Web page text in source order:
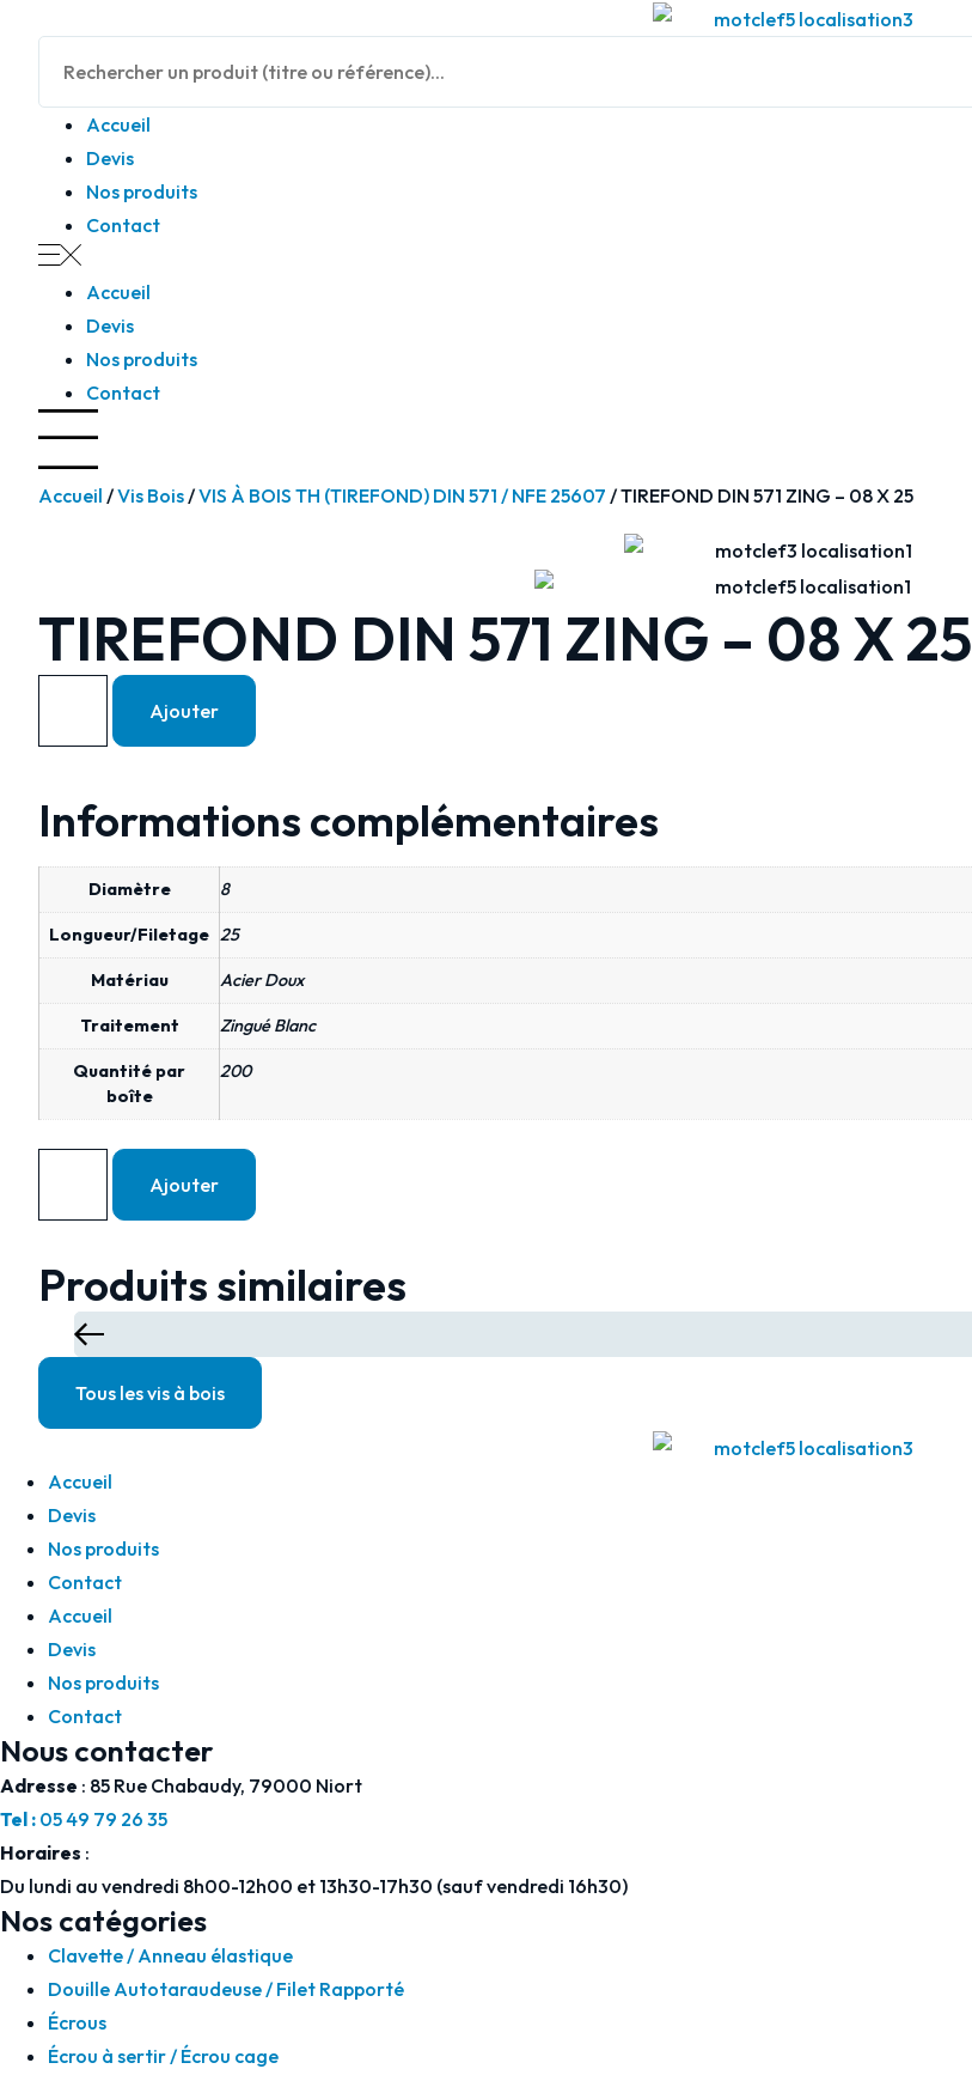
Accueil
Devis
Nos produits
Contact
Accueil
Devis
Nos produits
Contact
Accueil /Vis Bois/VIS À BOIS TH (TIREFOND) DIN 571 / NFE 25607 / TIREFOND DIN 571 ZING – 08 X 25
TIREFOND DIN 571 ZING – 08 X 25
Ajouter
Informations complémentaires
Diamètre 8
Longueur/Filetage 25
Matériau Acier Doux
Traitement Zingué Blanc
Quantité par
boîte
200
Ajouter
Produits similaires
Tous les vis à bois
Accueil
Devis
Nos produits
Contact
Accueil
Devis
Nos produits
Contact
Nous contacter
Adresse : 85 Rue Chabaudy, 79000 Niort
Tel : 05 49 79 26 35
Horaires :
Du lundi au vendredi 8h00-12h00 et 13h30-17h30 (sauf vendredi 16h30)
Nos catégories
Clavette / Anneau élastique
Douille Autotaraudeuse / Filet Rapporté
Écrous
Écrou à sertir / Écrou cage